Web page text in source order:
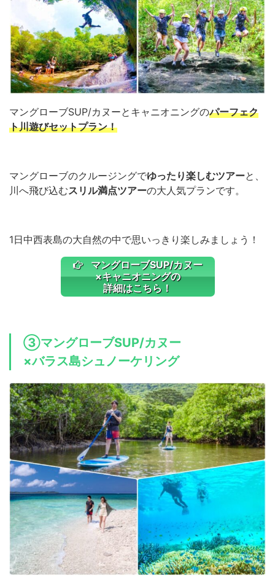
マングローブSUP/カヌーとキャニオニングのパーフェク
ト川遊びセットプラン！
マングローブのクルージングでゆったり楽しむツアーと、
川へ飛び込むスリル満点ツアーの大人気プランです。
1日中西表島の大自然の中で思いっきり楽しみましょう！
マングローブSUP/カヌー
×キャニオニングの
詳細はこちら！
③マングローブSUP/カヌー
×バラス島シュノーケリング